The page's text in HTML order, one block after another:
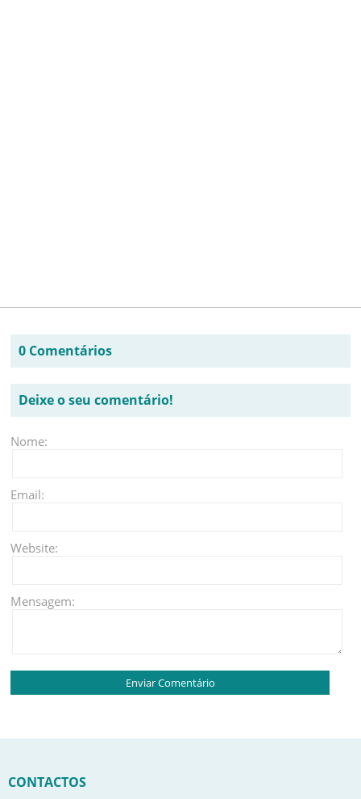
0 Comentários
Deixe o seu comentário!
Nome:
Email:
Website:
Mensagem:
CONTACTOS